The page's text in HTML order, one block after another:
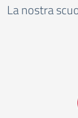
La nostra